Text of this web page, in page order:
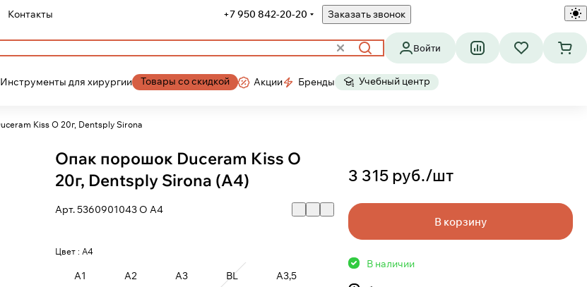
Контакты +7 950 842-20-20 Заказать звонок
Войти
Инструменты для хирургии Товары со скидкой Акции Бренды Учебный центр
Опак порошок Duceram Kiss O 20г, Dentsply Sirona
Опак порошок Duceram Kiss O
20г, Dentsply Sirona (A4)
Арт.5360901043 О А4
Цвет :A4
A1 A2 A3 BL A3,5
3 315 руб./шт
В корзину
В наличии